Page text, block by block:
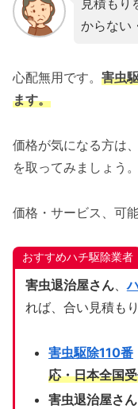
からない
心配無用です。 害虫
ます。
価格が気になる方は
を取ってみましょう。
価格・サービス、可
おすすめハチ駆除業者
害虫退治屋さん、
れば、合い見積も
害虫駆除110番
応・日本全国
害虫退治屋さん